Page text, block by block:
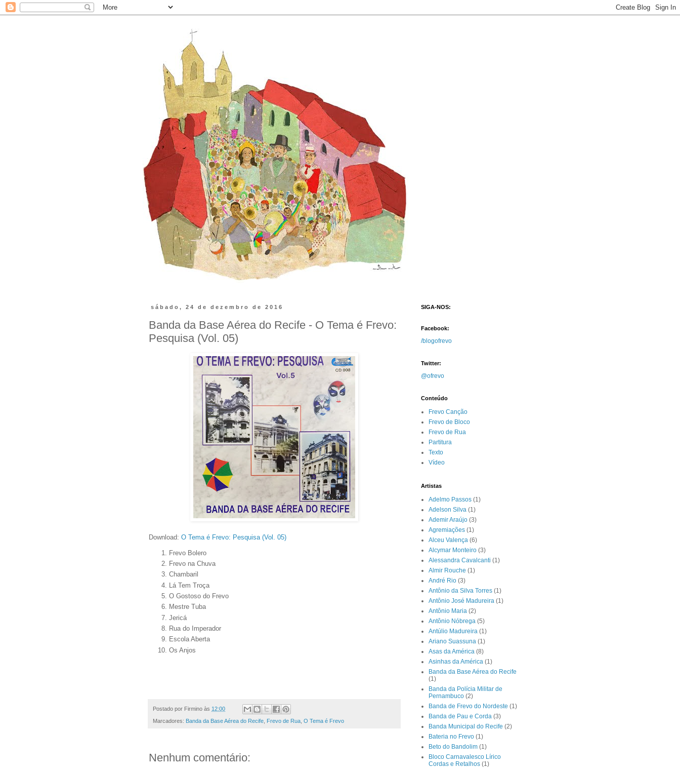
sábado, 24 de dezembro de 2016
Banda da Base Aérea do Recife - O Tema é Frevo:
Pesquisa (Vol. 05)
Download: O Tema é Frevo: Pesquisa (Vol. 05)
Frevo Bolero
Frevo na Chuva
Chambaril
Lá Tem Troça
O Gostoso do Frevo
Mestre Tuba
Jericá
Rua do Imperador
Escola Aberta
Os Anjos
Postado por Firmino às 12:00
Marcadores: Banda da Base Aérea do Recife Frevo de Rua O Tema é Frevo
Nenhum comentário:
SIGA-NOS:
Facebook:
/blogofrevo
Twitter:
@ofrevo
Conteúdo
Frevo Canção
Frevo de Bloco
Frevo de Rua
Partitura
Texto
Vídeo
Artistas
Adelmo Passos (1)
Adelson Silva (1)
Ademir Araújo (3)
Agremiações (1)
Alceu Valença (6)
Alcymar Monteiro (3)
Alessandra Cavalcanti (1)
Almir Rouche (1)
André Rio (3)
Antônio da Silva Torres (1)
Antônio José Madureira (1)
Antônio Maria (2)
Antônio Nóbrega (5)
Antúlio Madureira (1)
Ariano Suassuna (1)
Asas da América (8)
Asinhas da América (1)
Banda da Base Aérea do Recife
(1)
Banda da Polícia Militar de
Pernambuco (2)
Banda de Frevo do Nordeste (1)
Banda de Pau e Corda (3)
Banda Municipal do Recife (2)
Bateria no Frevo (1)
Beto do Bandolim (1)
Bloco Carnavalesco Lírico
Cordas e Retalhos (1)